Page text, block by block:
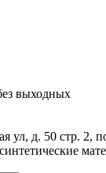
выходных
ул, д. 50 стр. 2,